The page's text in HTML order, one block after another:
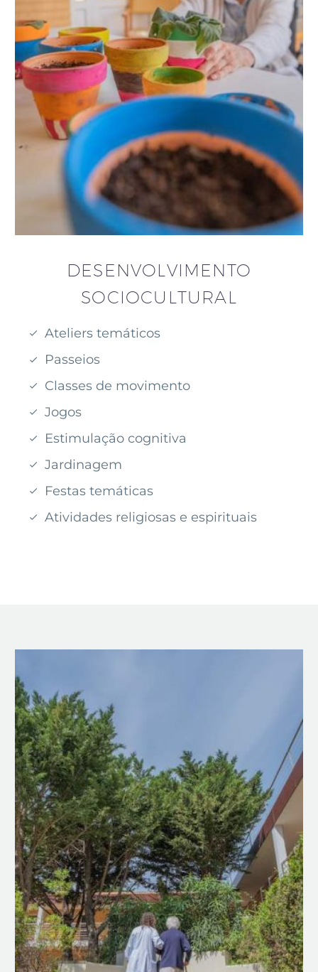
DESENVOLVIMENTO
SOCIOCULTURAL
Ateliers temáticos
Passeios
Classes de movimento
Jogos
Estimulação cognitiva
Jardinagem
Festas temáticas
Atividades religiosas e espirituais